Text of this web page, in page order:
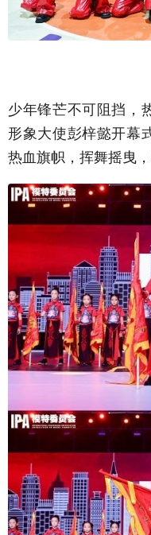
少年锋芒不可阻挡，
形象大使彭梓懿开幕
热血旗帜，挥舞摇曳